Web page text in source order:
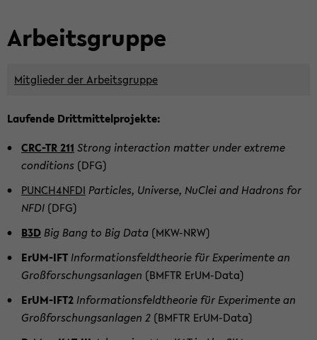
Ar­beits­grup­pe
Mit­glie­der der Ar­beits­grup­pe
Lau­fen­de Dritt­mit­tel­pro­jek­te:
CRC-​TR 211 Strong in­ter­ac­tion mat­ter under ex­tre­me
con­di­ti­ons (DFG)
PUNCH4NFDI Par­ti­cles, Uni­ver­se, Nu­Clei and Hadrons for
NFDI (DFG)
B3DBig Bang to Big Data (MKW-​NRW)
ErUM-​IFTIn­for­ma­ti­ons­feld­theo­rie für Ex­pe­ri­men­te an
Groß­for­schungs­an­la­gen (BMFTR ErUM-​Data)
ErUM-​IFT2In­for­ma­ti­ons­feld­theo­rie für Ex­pe­ri­men­te an
Groß­for­schungs­an­la­gen 2 (BMFTR ErUM-​Data)